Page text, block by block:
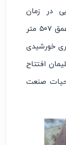
در زمان
مظفرالدین شاه قاجار در قصر شیرین به عمق ۵۰۷ متر
آن در خرداد ماه ۱۲۸۷ هجری خورشیدی
مسجد سلیمان افتتاح
حیات صنعت